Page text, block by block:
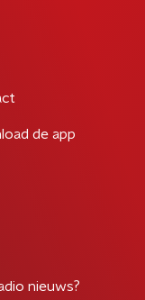
de app
nieuws?